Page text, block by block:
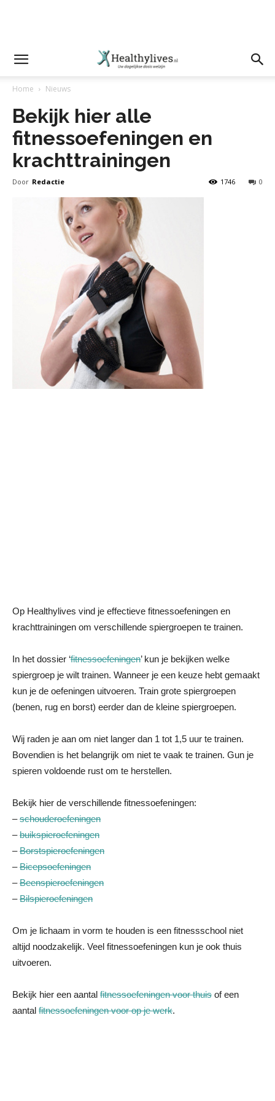
Home Nieuws
Bekijk hier alle
fitnessoefeningen en
krachttrainingen
Door Redactie 0
1746
Op Healthylives vind je effectieve fitnessoefeningen en
krachttrainingen om verschillende spiergroepen te trainen.
In het dossier ‘fitnessoefeningen’ kun je bekijken welke
spiergroep je wilt trainen. Wanneer je een keuze hebt gemaakt
kun je de oefeningen uitvoeren. Train grote spiergroepen
(benen, rug en borst) eerder dan de kleine spiergroepen.
Wij raden je aan om niet langer dan 1 tot 1,5 uur te trainen.
Bovendien is het belangrijk om niet te vaak te trainen. Gun je
spieren voldoende rust om te herstellen.
Bekijk hier de verschillende fitnessoefeningen:
–schouderoefeningen
–buikspieroefeningen
–Borstspieroefeningen
–Bicepsoefeningen
–Beenspieroefeningen
–Bilspieroefeningen
Om je lichaam in vorm te houden is een fitnessschool niet
altijd noodzakelijk. Veel fitnessoefeningen kun je ook thuis
uitvoeren.
Bekijk hier een aantal fitnessoefeningen voor thuis of een
aantal fitnessoefeningen voor op je werk.